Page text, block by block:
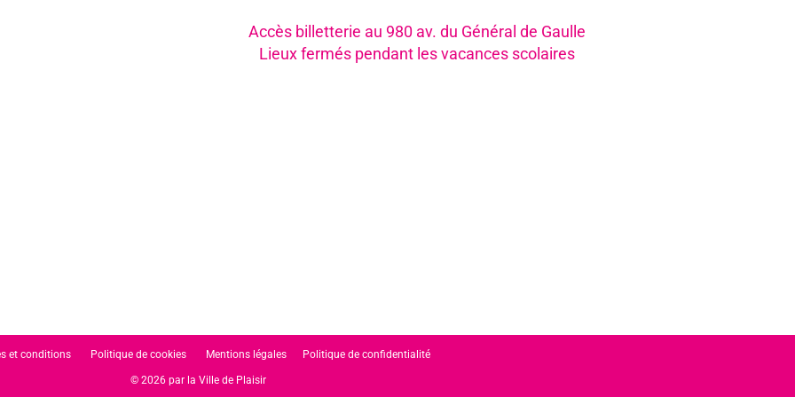
Accès billetterie au 980 av. du Général de Gaulle
Lieux fermés pendant les vacances scolaires
et conditions Politique de cookies Mentions légales Politique de confidentialité
© 2026 par la Ville de Plaisir